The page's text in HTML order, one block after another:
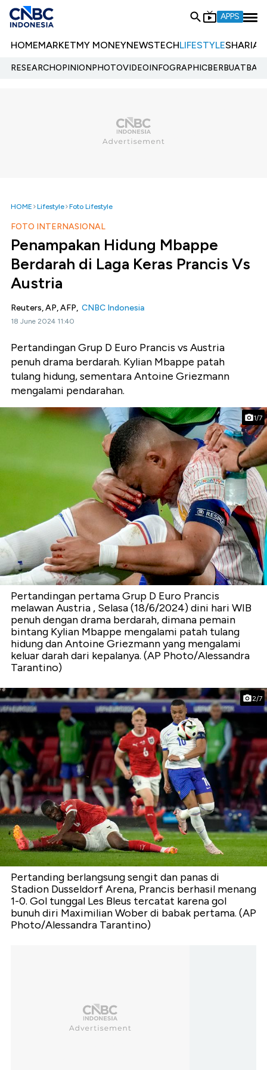
APPS
HOMEMARKETMY MONEYNEWSTECHLIFESTYLESHARIA
RESEARCHOPINIONPHOTOVIDEOINFOGRAPHIC
HOME Lifestyle Foto Lifestyle
FOTO INTERNASIONAL
Penampakan Hidung Mbappe
Berdarah di Laga Keras Prancis Vs
Austria
Reuters, AP, AFP, CNBC Indonesia
18 June 2024 11:40
Pertandingan Grup D Euro Prancis vs Austria
penuh drama berdarah. Kylian Mbappe patah
tulang hidung, sementara Antoine Griezmann
mengalami pendarahan.
1/7
Pertandingan pertama Grup D Euro Prancis
melawan Austria , Selasa (18/6/2024) dini hari WIB
penuh dengan drama berdarah, dimana pemain
bintang Kylian Mbappe mengalami patah tulang
hidung dan Antoine Griezmann yang mengalami
keluar darah dari kepalanya. (AP Photo/Alessandra
Tarantino)
2/7
Pertanding berlangsung sengit dan panas di
Stadion Dusseldorf Arena, Prancis berhasil menang
1-0. Gol tunggal Les Bleus tercatat karena gol
bunuh diri Maximilian Wober di babak pertama. (AP
Photo/Alessandra Tarantino)